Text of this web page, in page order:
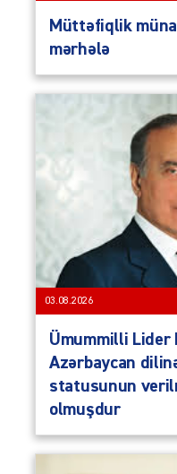
Müttəfiqlik
mərhələ
03.08.2026
Ümummilli Lider
Azərbaycan
statusunun
olmuşdur